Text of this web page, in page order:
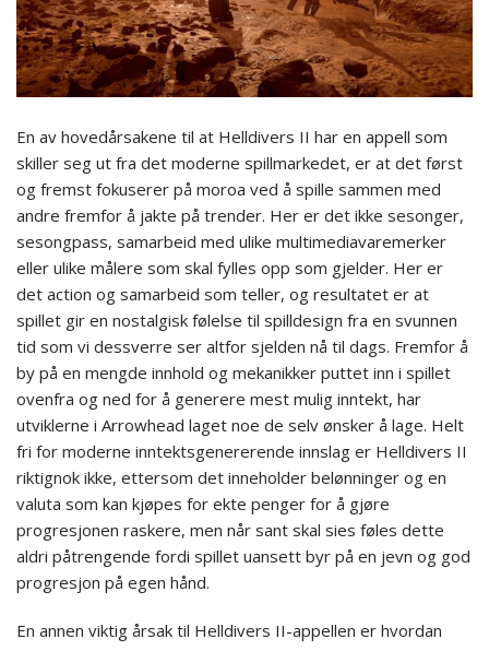
En av hovedårsakene til at Helldivers II har en appell som
skiller seg ut fra det moderne spillmarkedet, er at det først
og fremst fokuserer på moroa ved å spille sammen med
andre fremfor å jakte på trender. Her er det ikke sesonger,
sesongpass, samarbeid med ulike multimediavaremerker
eller ulike målere som skal fylles opp som gjelder. Her er
det action og samarbeid som teller, og resultatet er at
spillet gir en nostalgisk følelse til spilldesign fra en svunnen
tid som vi dessverre ser altfor sjelden nå til dags. Fremfor å
by på en mengde innhold og mekanikker puttet inn i spillet
ovenfra og ned for å generere mest mulig inntekt, har
utviklerne i Arrowhead laget noe de selv ønsker å lage. Helt
fri for moderne inntektsgenererende innslag er Helldivers II
riktignok ikke, ettersom det inneholder belønninger og en
valuta som kan kjøpes for ekte penger for å gjøre
progresjonen raskere, men når sant skal sies føles dette
aldri påtrengende fordi spillet uansett byr på en jevn og god
progresjon på egen hånd.
En annen viktig årsak til Helldivers II-appellen er hvordan